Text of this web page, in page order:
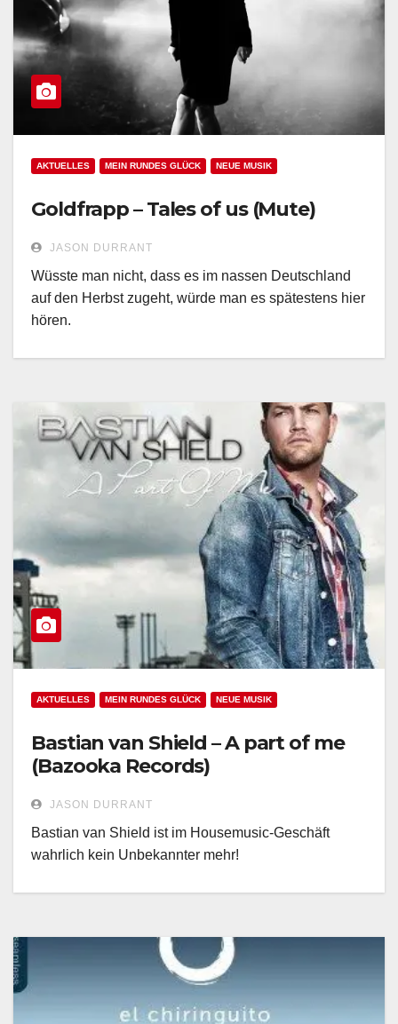
AKTUELLES MEIN RUNDES GLÜCK NEUE MUSIK
Goldfrapp – Tales of us (Mute)
JASON DURRANT
Wüsste man nicht, dass es im nassen Deutschland
auf den Herbst zugeht, würde man es spätestens hier
hören.
AKTUELLES MEIN RUNDES GLÜCK NEUE MUSIK
Bastian van Shield – A part of me
(Bazooka Records)
JASON DURRANT
Bastian van Shield ist im Housemusic-Geschäft
wahrlich kein Unbekannter mehr!